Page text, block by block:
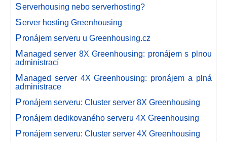
Serverhousing nebo serverhosting?
Server hosting Greenhousing
Pronájem serveru u Greenhousing.cz
Managed server 8X Greenhousing: pronájem s plnou
administrací
Managed server 4X Greenhousing: pronájem a plná
administrace
Pronájem serveru: Cluster server 8X Greenhousing
Pronájem dedikovaného serveru 4X Greenhousing
Pronájem serveru: Cluster server 4X Greenhousing